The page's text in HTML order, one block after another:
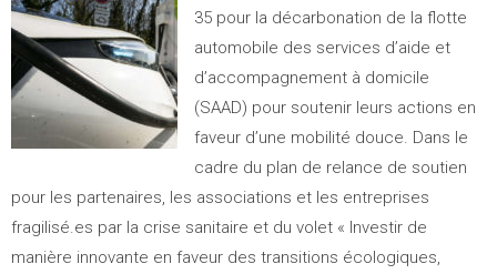
35 pour la décarbonation de la flotte
automobile des services d’aide et
d’accompagnement à domicile
(SAAD) pour soutenir leurs actions en
faveur d’une mobilité douce. Dans le
cadre du plan de relance de soutien
pour les partenaires, les associations et les entreprises
fragilisé.es par la crise sanitaire et du volet « Investir de
manière innovante en faveur des transitions écologiques,